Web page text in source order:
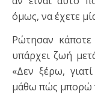
όμως, να έχετε
Ρώτησαν κάποτε
υπάρχει ζωή
«Δεν ξέρω,
μάθω πώς μπορώ